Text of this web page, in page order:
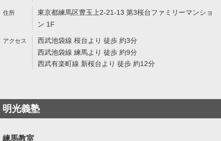
東京都練馬区豊玉上2-21-13 第3桜台ファミリーマンショ
ン 1F
西武池袋線 桜台より 徒歩 約3分
西武池袋線 練馬より 徒歩 約9分
西武有楽町線 新桜台より 徒歩 約12分
明光義塾
練馬教室